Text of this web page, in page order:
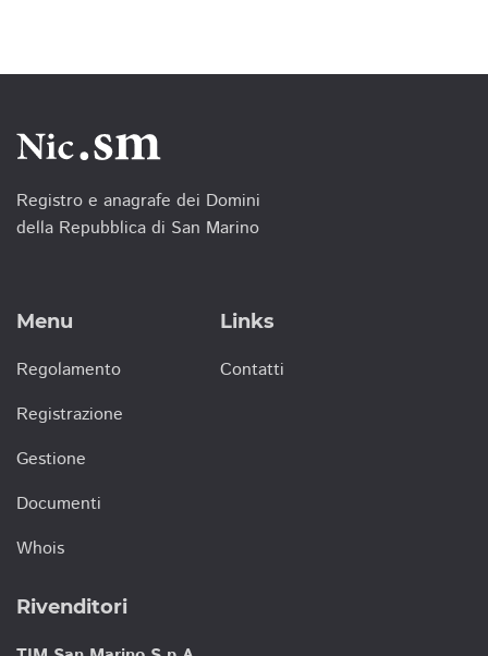
Registro e anagrafe dei Domini
della Repubblica di San Marino
Menu
Regolamento
Registrazione
Gestione
Documenti
Whois
Links
Contatti
Rivenditori